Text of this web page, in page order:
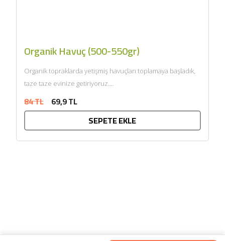
Organik Havuç (500-550gr)
Organik topraklarda yetişmiş havuçları toplamaya başladık,
taze taze evinize getiriyoruz....
84 TL 69,9 TL
SEPETE EKLE